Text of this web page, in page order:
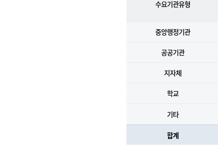
수요기관유형
중앙행정기관
공공기관
지자체
학교
기타
합계